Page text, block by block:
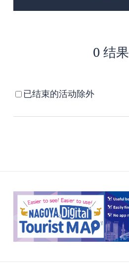
0 结果
已结束的活动除外